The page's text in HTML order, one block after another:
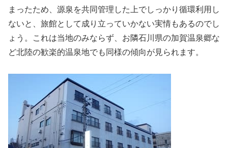
まったため、源泉を共同管理した上でしっかり循環利用し
ないと、旅館として成り立っていかない実情もあるのでし
ょう。これは当地のみならず、お隣石川県の加賀温泉郷な
ど北陸の歓楽的温泉地でも同様の傾向が見られます。